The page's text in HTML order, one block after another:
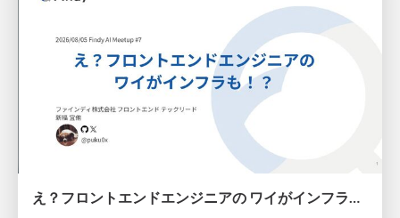
え？フロントエンドエンジニアの ワイがインフラも！？